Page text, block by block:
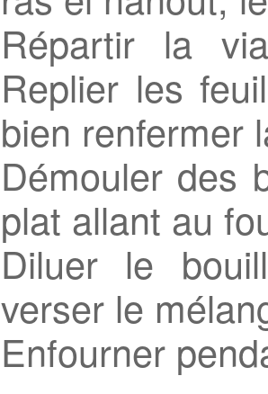
Répartir la
Replier les
bien renfermer
Démouler des
plat allant au
Diluer le
verser le
Enfourner